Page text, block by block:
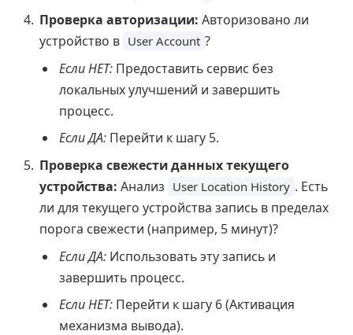
Проверка авторизации: Авторизовано ли
устройство в User Account ?
Если НЕТ: Предоставить сервис без
локальных улучшений и завершить
процесс.
Если ДА: Перейти к шагу 5.
Проверка свежести данных текущего
устройства: Анализ User Location History . Есть
ли для текущего устройства запись в пределах
порога свежести (например, 5 минут)?
Если ДА: Использовать эту запись и
завершить процесс.
Если НЕТ: Перейти к шагу 6 (Активация
механизма вывода).